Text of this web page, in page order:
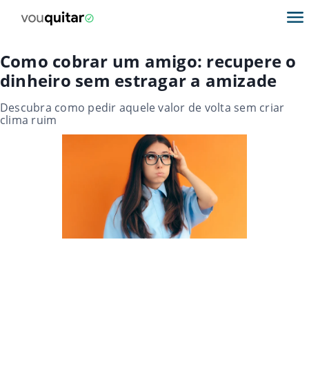
Como cobrar um amigo: recupere o
dinheiro sem estragar a amizade
Descubra como pedir aquele valor de volta sem criar
clima ruim